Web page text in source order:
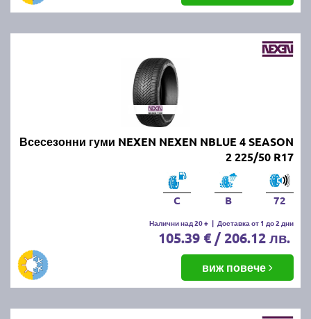
Всесезонни гуми NEXEN NEXEN NBLUE 4 SEASON
2 225/50 R17
C B 72
Налични над 20 + | Доставка от 1 до 2 дни
105.39 € / 206.12 лв.
виж повече